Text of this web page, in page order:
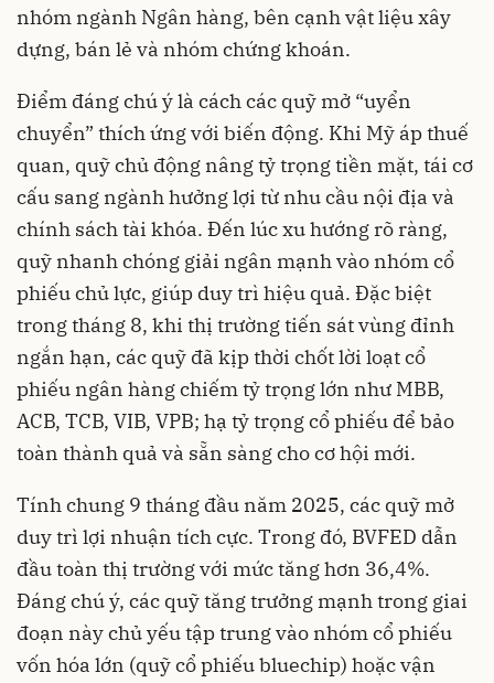
nhóm ngành Ngân hàng, bên cạnh vật liệu xây
dựng, bán lẻ và nhóm chứng khoán.
Điểm đáng chú ý là cách các quỹ mở “uyển
chuyển” thích ứng với biến động. Khi Mỹ áp thuế
quan, quỹ chủ động nâng tỷ trọng tiền mặt, tái cơ
cấu sang ngành hưởng lợi từ nhu cầu nội địa và
chính sách tài khóa. Đến lúc xu hướng rõ ràng,
quỹ nhanh chóng giải ngân mạnh vào nhóm cổ
phiếu chủ lực, giúp duy trì hiệu quả. Đặc biệt
trong tháng 8, khi thị trường tiến sát vùng đỉnh
ngắn hạn, các quỹ đã kịp thời chốt lời loạt cổ
phiếu ngân hàng chiếm tỷ trọng lớn như MBB,
ACB, TCB, VIB, VPB; hạ tỷ trọng cổ phiếu để bảo
toàn thành quả và sẵn sàng cho cơ hội mới.
Tính chung 9 tháng đầu năm 2025, các quỹ mở
duy trì lợi nhuận tích cực. Trong đó, BVFED dẫn
đầu toàn thị trường với mức tăng hơn 36,4%.
Đáng chú ý, các quỹ tăng trưởng mạnh trong giai
đoạn này chủ yếu tập trung vào nhóm cổ phiếu
vốn hóa lớn (quỹ cổ phiếu bluechip) hoặc vận